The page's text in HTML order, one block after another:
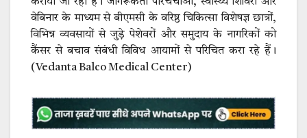
वेबिनार के माध्यम से बीएमसी के वरिष्ठ चिकित्सा विशेषज्ञ छात्रों,
विभिन्न व्यवसायों से जुड़े पेशेवरों और समुदाय के नागरिकों को
कैंसर से बचाव संबंधी विविध आयामों से परिचित करा रहे हैं।
(Vedanta Balco Medical Center)